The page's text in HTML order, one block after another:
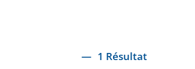
1 Résultat